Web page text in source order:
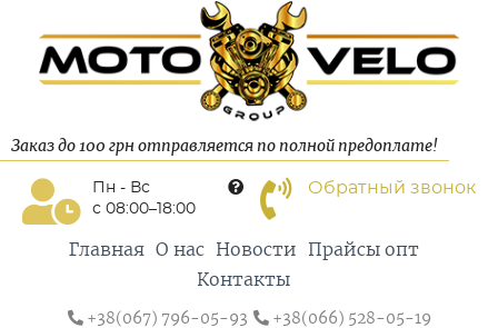
Заказ до 100 грн отправляется по полной предоплате!
Пн - Вс
с 08:00–18:00
Обратный звонок
Главная О нас Новости
Прайсы опт
Контакты
+38(067) 796-05-93
+38(066) 528-05-19